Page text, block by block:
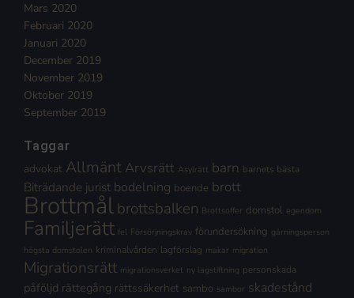
Mars 2020
Februari 2020
Januari 2020
December 2019
November 2019
Oktober 2019
September 2019
Taggar
advokat Allmänt Arvsrätt Asylrätt barn barnets bästa
Biträdande jurist bodelning boende brott
Brottmålbrottsbalken Brottsoffer domstol egendom
Familjerätt fel Försörjningskrav förundersökning gärningsperson
högsta domstolen kriminalvården lagförslag makar migration
Migrationsrätt migrationsverket ny lagstiftning personskada
påföljd rättegång rättssäkerhet sambo sambor skadestånd